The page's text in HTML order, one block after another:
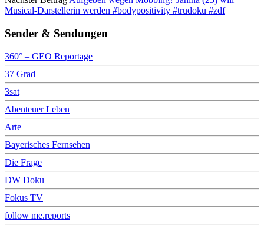
Musical-Darstellerin werden #bodypositivity #trudoku #zdf
Sender & Sendungen
360° – GEO Reportage
37 Grad
3sat
Abenteuer Leben
Arte
Bayerisches Fernsehen
Die Frage
DW Doku
Fokus TV
follow me.reports